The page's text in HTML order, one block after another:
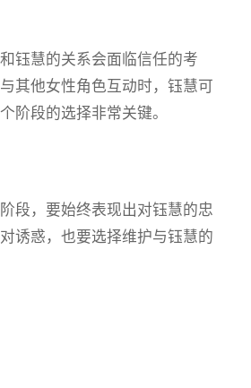
钰慧的关系会面临信任的考
其他女性角色互动时，钰慧可
阶段的选择非常关键。
段，要始终表现出对钰慧的忠
诱惑，也要选择维护与钰慧的